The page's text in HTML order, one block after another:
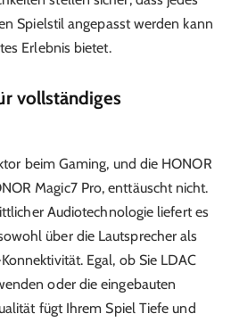
Spielstil angepasst werden kann
Erlebnis bietet.
vollständiges
beim Gaming, und die HONOR
Magic7 Pro, enttäuscht nicht.
Audiotechnologie liefert es
über die Lautsprecher als
Egal, ob Sie LDAC
oder die eingebauten
fügt Ihrem Spiel Tiefe und